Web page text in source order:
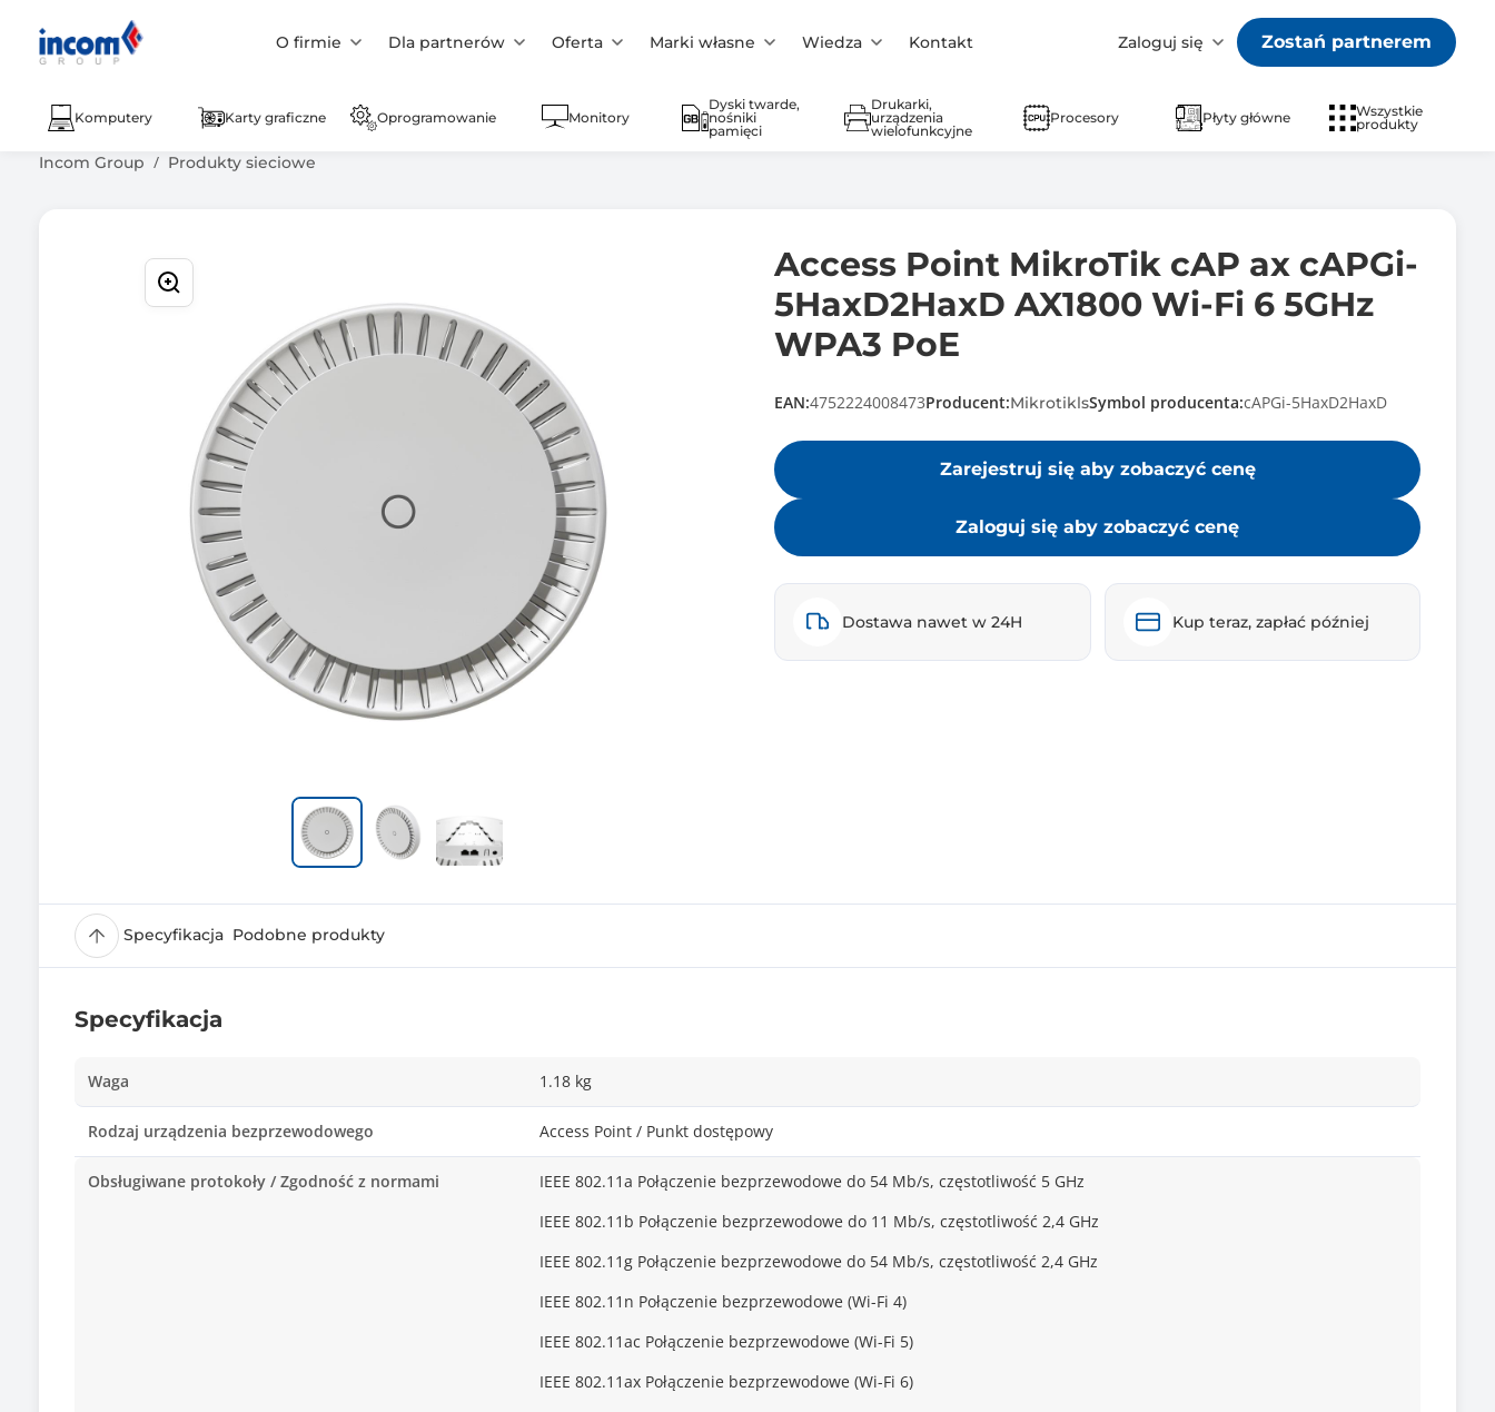
O firmie Dla partnerów Oferta Marki własne Wiedza Kontakt Zaloguj się Zostań partnerem
Komputery Karty graficzne Oprogramowanie Monitory
Dyski twarde,
nośniki
pamięci
Drukarki,
urządzenia
wielofunkcyjne
Procesory Płyty główne
Wszystkie
produkty
Incom Group Produkty sieciowe
Access Point MikroTik cAP ax cAPGi-
5HaxD2HaxD AX1800 Wi-Fi 6 5GHz
WPA3 PoE
EAN:4752224008473Producent:MikrotiklsSymbol producenta:cAPGi-5HaxD2HaxD
Zarejestruj się aby zobaczyć cenę
Zaloguj się aby zobaczyć cenę
Dostawa nawet w 24H Kup teraz, zapłać później
Specyfikacja Podobne produkty
Specyfikacja
Waga 1.18 kg
Rodzaj urządzenia bezprzewodowego Access Point / Punkt dostępowy
Obsługiwane protokoły / Zgodność z normami
IEEE 802.11a Połączenie bezprzewodowe do 54 Mb/s, częstotliwość 5 GHz
IEEE 802.11b Połączenie bezprzewodowe do 11 Mb/s, częstotliwość 2,4 GHz
IEEE 802.11g Połączenie bezprzewodowe do 54 Mb/s, częstotliwość 2,4 GHz
IEEE 802.11n Połączenie bezprzewodowe (Wi-Fi 4)
IEEE 802.11ac Połączenie bezprzewodowe (Wi-Fi 5)
IEEE 802.11ax Połączenie bezprzewodowe (Wi-Fi 6)